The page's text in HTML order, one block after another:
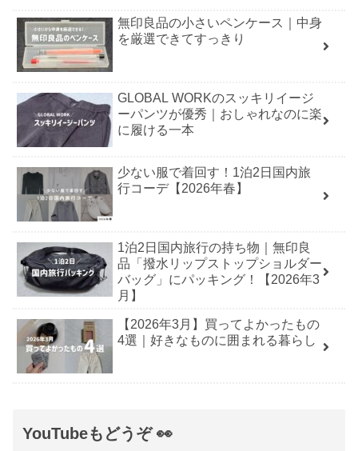
無印良品の小さいペンケース｜中身
を厳選できてすっきり
GLOBAL WORKのスッキリイージ
ーパンツが優秀｜おしゃれなのに楽
に履ける一本
少ない服で着回す！1泊2日国内旅
行コーデ【2026年春】
1泊2日国内旅行の持ち物｜無印良
品「撥水リップストップショルダー
バッグ」にパッキング！【2026年3
月】
【2026年3月】買ってよかったもの
4選｜好きなものに囲まれる暮らし
YouTubeもどうぞ 👀